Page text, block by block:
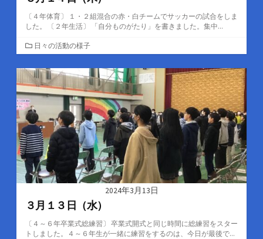
〔４年体育〕 １・２組混合の赤・白チームでサッカーの試合をしま
した。 〔２年生活〕 「自分ものがたり」を書きました。集中...
カ
テ
ゴ
リ
ー
日々の活動の様子
2024年3月13日
３月１３日（水）
〔４～６年卒業式総練習〕 卒業式開式と同じ時間に総練習をスター
トしました。４～６年生が一緒に練習をするのは、今日が最後で...